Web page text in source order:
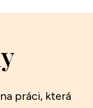
práci, která